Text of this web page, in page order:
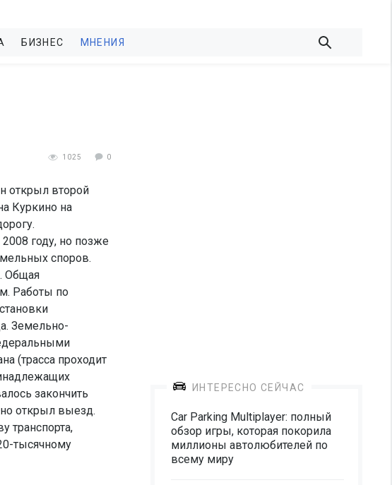
БИЗНЕС МНЕНИЯ
1025 0
открыл второй
Куркино на
году, но позже
споров.
Общая
Работы по
Земельно-
(трасса проходит
закончить
открыл выезд.
транспорта,
тысячному
ИНТЕРЕСНО СЕЙЧАС
Car Parking Multiplayer: полный
обзор игры, которая покорила
миллионы автолюбителей по
всему миру